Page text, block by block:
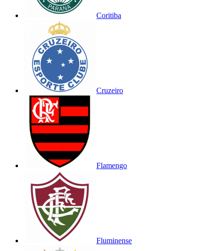
Coritiba
Cruzeiro
Flamengo
Fluminense